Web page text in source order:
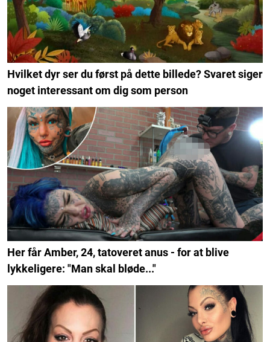
Hvilket dyr ser du først på dette billede? Svaret siger
noget interessant om dig som person
Her får Amber, 24, tatoveret anus - for at blive
lykkeligere: "Man skal bløde..."